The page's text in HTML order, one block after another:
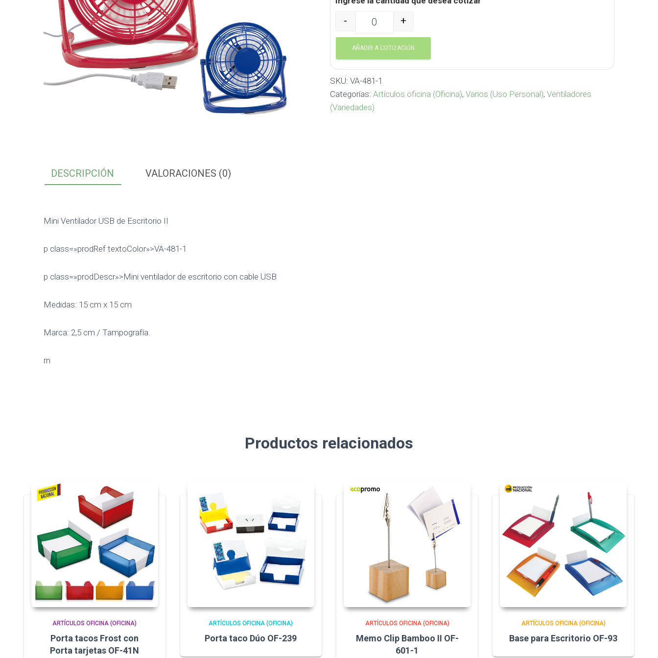
Mini Ventilador USB de Escritorio II VA-481-1 cantidad
- +
AÑADIR A COTIZACIÓN
SKU: VA-481-1
Categorías: Artículos oficina (Oficina), Varios (Uso Personal), Ventiladores
(Variedades)
DESCRIPCIÓN VALORACIONES (0)
Mini Ventilador USB de Escritorio II
p class=»prodRef textoColor»>VA-481-1
p class=»prodDescr»>Mini ventilador de escritorio con cable USB
Medidas: 15 cm x 15 cm
Marca: 2,5 cm / Tampografía.
rn
Productos relacionados
ARTÍCULOS OFICINA (OFICINA)
Porta tacos Frost con
Porta tarjetas OF-41N
ARTÍCULOS OFICINA (OFICINA)
Porta taco Dúo OF-239
ARTÍCULOS OFICINA (OFICINA)
Memo Clip Bamboo II OF-
601-1
ARTÍCULOS OFICINA (OFICINA)
Base para Escritorio OF-93